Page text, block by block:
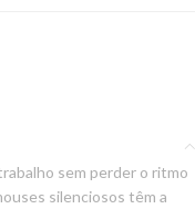
sem perder o ritmo
silenciosos têm a